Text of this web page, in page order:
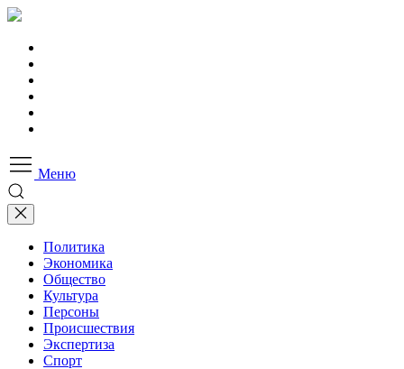
Меню
Политика
Экономика
Общество
Культура
Персоны
Происшествия
Экспертиза
Спорт